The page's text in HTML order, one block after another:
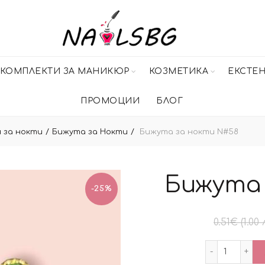
КОМПЛЕКТИ ЗА МАНИКЮР КОЗМЕТИКА
ПРОМОЦИИ БЛОГ
за нокти Бижута за Нокти Бижута за нокти N#58
-25% Бижута
0.51€ (1.00